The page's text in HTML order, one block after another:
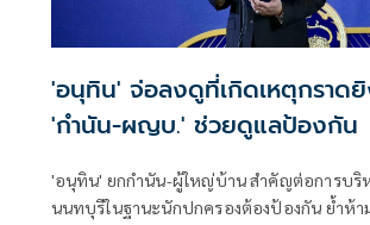
'อนุทิน' จ่อลงดูที่เกิดเหตุกราด
'กำนัน-ผญบ.' ช่วยดูแลป้องกัน
'อนุทิน' ยกกำนัน-ผู้ใหญ่บ้าน สำคัญต่อการบริ
นนทบุรีในฐานะนักปกครองต้องป้องกัน ย้ำห้